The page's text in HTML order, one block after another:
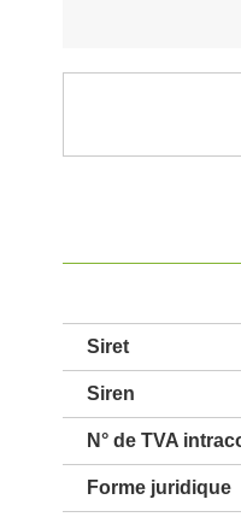
Siret
Siren
N° de TVA
Forme juridique